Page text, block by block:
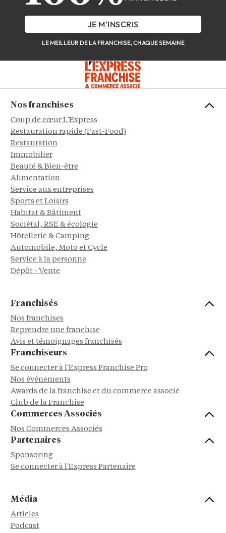
JE M'INSCRIS
LE MEILLEUR DE LA FRANCHISE, CHAQUE SEMAINE
Nos franchises
Coup de cœur L'Express
Restauration rapide (Fast-Food)
Restauration
Immobilier
Beauté & Bien-être
Alimentation
Service aux entreprises
Sports et Loisirs
Habitat & Bâtiment
Sociétal, RSE & écologie
Hôtellerie & Camping
Automobile, Moto et Cycle
Service à la personne
Dépôt - Vente
Franchisés
Nos franchises
Reprendre une franchise
Avis et témoignages franchisés
Franchiseurs
Se connecter à l'Express Franchise Pro
Nos événements
Awards de la franchise et du commerce associé
Club de la Franchise
Commerces Associés
Nos Commerces Associés
Partenaires
Sponsoring
Se connecter à l'Express Partenaire
Média
Articles
Podcast